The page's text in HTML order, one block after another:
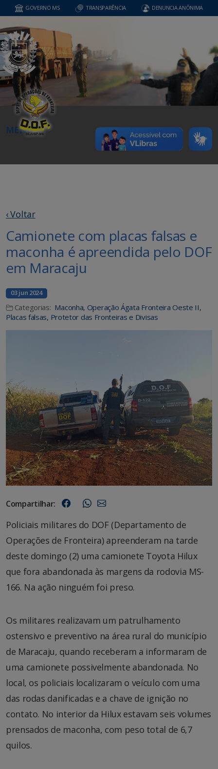
GOVERNO MS TRANSPARÊNCIA DENUNCIA ANÔNIMA
MENU
‹ Voltar
Camionete com placas falsas e
maconha é apreendida pelo DOF
em Maracaju
03 jun 2024
Categorias: Maconha, Operação Ágata Fronteira Oeste II,
Placas falsas, Protetor das Fronteiras e Divisas
Compartilhar:
Policiais militares do DOF (Departamento de
Operações de Fronteira) apreenderam na tarde
deste domingo (2) uma camionete Toyota Hilux
que fora abandonada às margens da rodovia MS-
166. Na ação ninguém foi preso.
Os militares realizavam um patrulhamento
ostensivo e preventivo na área rural do município
de Maracaju, quando receberam a informaram de
uma camionete possivelmente abandonada. No
local, os policiais localizaram o veículo com uma
das rodas danificadas e a chave de ignição no
contato. No interior da Hilux estavam seis volumes
prensados de maconha, com peso total de 6,7
quilos.